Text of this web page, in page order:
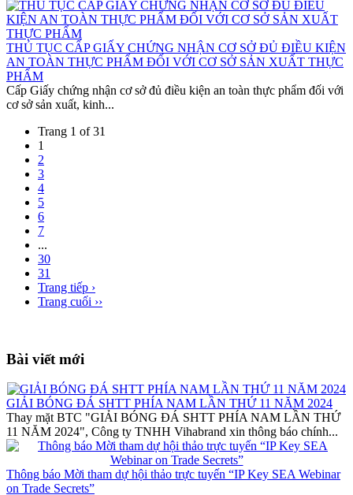
THỦ TỤC CẤP GIẤY CHỨNG NHẬN CƠ SỞ ĐỦ ĐIỀU KIỆN
AN TOÀN THỰC PHẨM ĐỐI VỚI CƠ SỞ SẢN XUẤT THỰC
PHẨM
Cấp Giấy chứng nhận cơ sở đủ điều kiện an toàn thực phẩm đối với
cơ sở sản xuất, kinh...
Trang 1 of 31
1
2
3
4
5
6
7
...
30
31
Trang tiếp ›
Trang cuối ››
Bài viết mới
GIẢI BÓNG ĐÁ SHTT PHÍA NAM LẦN THỨ 11 NĂM 2024
Thay mặt BTC "GIẢI BÓNG ĐÁ SHTT PHÍA NAM LẦN THỨ
11 NĂM 2024", Công ty TNHH Vihabrand xin thông báo chính...
Thông báo Mời tham dự hội thảo trực tuyến “IP Key SEA Webinar
on Trade Secrets”